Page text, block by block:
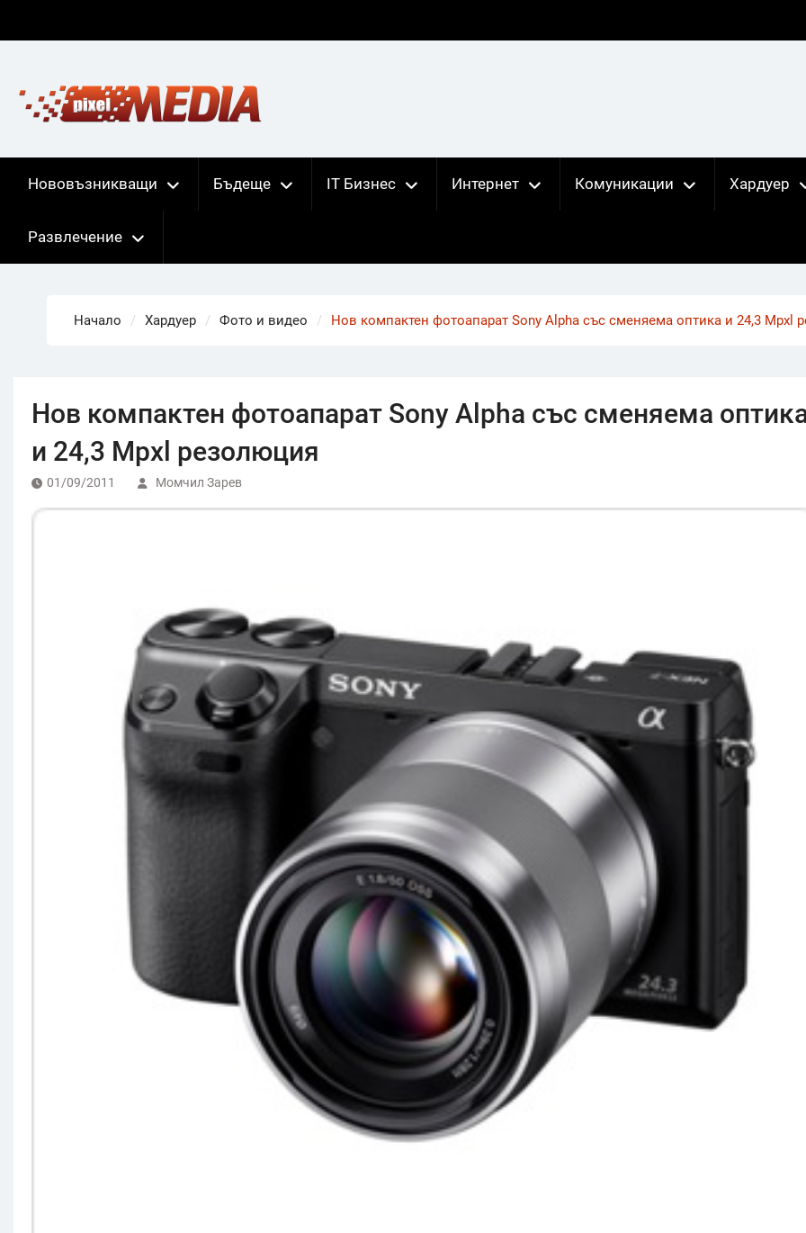
Нововъзникващи Бъдеще IT Бизнес Интернет Комуникации Хардуер
Развлечение
Начало Хардуер Фото и видео Нов компактен фотоапарат Sony Alpha със сменяема оптика и 24,3 Mpxl
Нов компактен фотоапарат Sony Alpha със сменяема
и 24,3 Mpxl резолюция
01/09/2011 Момчил Зарев